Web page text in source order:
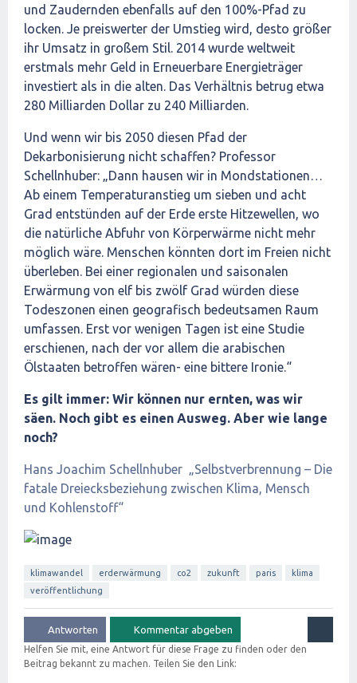
und Zaudernden ebenfalls auf den 100%-Pfad zu
locken. Je preiswerter der Umstieg wird, desto größer
ihr Umsatz in großem Stil. 2014 wurde weltweit
erstmals mehr Geld in Erneuerbare Energieträger
investiert als in die alten. Das Verhältnis betrug etwa
280 Milliarden Dollar zu 240 Milliarden.
Und wenn wir bis 2050 diesen Pfad der
Dekarbonisierung nicht schaffen? Professor
Schellnhuber: „Dann hausen wir in Mondstationen…
Ab einem Temperaturanstieg um sieben und acht
Grad entstünden auf der Erde erste Hitzewellen, wo
die natürliche Abfuhr von Körperwärme nicht mehr
möglich wäre. Menschen könnten dort im Freien nicht
überleben. Bei einer regionalen und saisonalen
Erwärmung von elf bis zwölf Grad würden diese
Todeszonen einen geografisch bedeutsamen Raum
umfassen. Erst vor wenigen Tagen ist eine Studie
erschienen, nach der vor allem die arabischen
Ölstaaten betroffen wären- eine bittere Ironie.“
Es gilt immer: Wir können nur ernten, was wir
säen. Noch gibt es einen Ausweg. Aber wie lange
noch?
Hans Joachim Schellnhuber „Selbstverbrennung – Die
fatale Dreiecksbeziehung zwischen Klima, Mensch
und Kohlenstoff“
klimawandel erderwärmung co2 zukunft paris
klima
veröffentlichung
Helfen Sie mit, eine Antwort für diese Frage zu finden oder den
Beitrag bekannt zu machen. Teilen Sie den Link: